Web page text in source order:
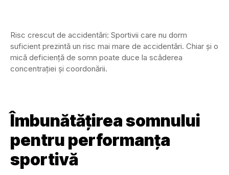
Risc crescut de accidentări: Sportivii care nu dorm
suficient prezintă un risc mai mare de accidentări. Chiar și o
mică deficiență de somn poate duce la scăderea
concentrației și coordonării.
Îmbunătățirea somnului
pentru performanța
sportivă